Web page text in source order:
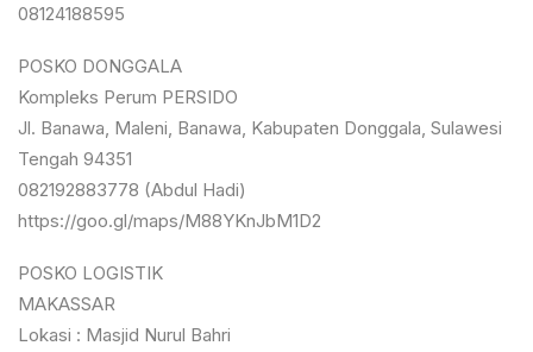
08124188595
POSKO DONGGALA
Kompleks Perum PERSIDO
Jl. Banawa, Maleni, Banawa, Kabupaten Donggala, Sulawesi
Tengah 94351
082192883778 (Abdul Hadi)
https://goo.gl/maps/M88YKnJbM1D2
POSKO LOGISTIK
MAKASSAR
Lokasi : Masjid Nurul Bahri